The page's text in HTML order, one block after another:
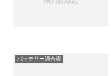
バッテリー適合表